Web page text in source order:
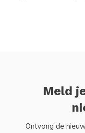
Meld
Ontvang de